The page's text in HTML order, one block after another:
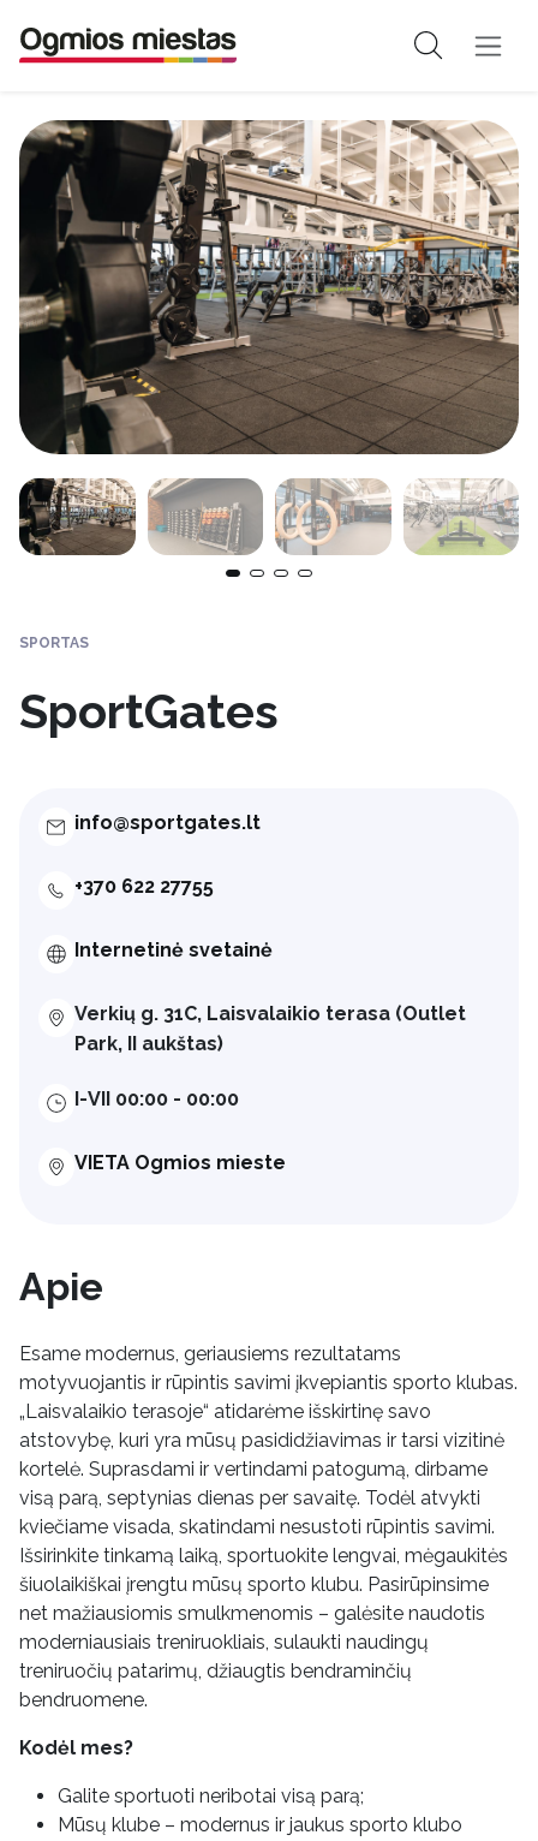
SPORTAS
SportGates
info@sportgates.lt
+370 622 27755
Internetinė svetainė
Verkių g. 31C, Laisvalaikio terasa (Outlet
Park, II aukštas)
I-VII 00:00 - 00:00
VIETA Ogmios mieste
Apie
Esame modernus, geriausiems rezultatams
motyvuojantis ir rūpintis savimi įkvepiantis sporto klubas.
„Laisvalaikio terasoje“ atidarėme išskirtinę savo
atstovybę, kuri yra mūsų pasididžiavimas ir tarsi vizitinė
kortelė. Suprasdami ir vertindami patogumą, dirbame
visą parą, septynias dienas per savaitę. Todėl atvykti
kviečiame visada, skatindami nesustoti rūpintis savimi.
Išsirinkite tinkamą laiką, sportuokite lengvai, mėgaukitės
šiuolaikiškai įrengtu mūsų sporto klubu. Pasirūpinsime
net mažiausiomis smulkmenomis – galėsite naudotis
moderniausiais treniruokliais, sulaukti naudingų
treniruočių patarimų, džiaugtis bendraminčių
bendruomene.
Kodėl mes?
Galite sportuoti neribotai visą parą;
Mūsų klube – modernus ir jaukus sporto klubo